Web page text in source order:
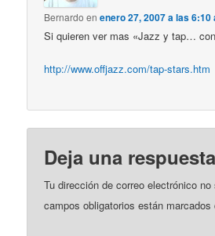
Bernardo enenero 27, 2007 a las 6:10
Si quieren ver mas «Jazz y tap…
http://www.offjazz.com/tap-stars.htm
Deja una respuesta
Tu dirección de correo electrónico no
campos obligatorios están